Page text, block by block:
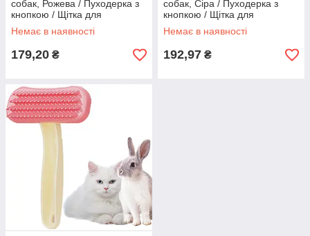
собак, Рожева / Пуходерка з
кнопкою / Щітка для
вичісування шерсті тварин
Немає в наявності
179,20 ₴
собак, Сіра / Пуходерка з
кнопкою / Щітка для
вичісування шерсті тварин
Немає в наявності
192,97 ₴